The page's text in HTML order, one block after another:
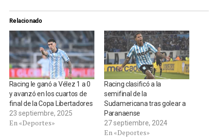
Relacionado
Racing le ganó a Vélez 1 a 0
y avanzó en los cuartos de
final de la Copa Libertadores
23 septiembre, 2025
En «Deportes»
Racing clasificó a la
semifinal de la
Sudamericana tras golear a
Paranaense
27 septiembre, 2024
En «Deportes»